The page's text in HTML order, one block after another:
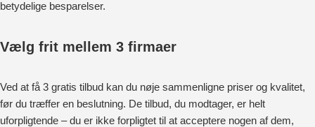
betydelige besparelser.
Vælg frit mellem 3 firmaer
Ved at få 3 gratis tilbud kan du nøje sammenligne priser og kvalitet,
før du træffer en beslutning. De tilbud, du modtager, er helt
uforpligtende – du er ikke forpligtet til at acceptere nogen af dem,